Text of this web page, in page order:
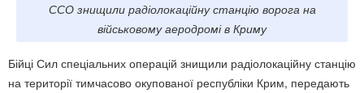
ССО знищили радіолокаційну станцію ворога на
військовому аеродромі в Криму
Бійці Сил спеціальних операцій знищили радіолокаційну станцію
на території тимчасово окупованої республіки Крим, передають